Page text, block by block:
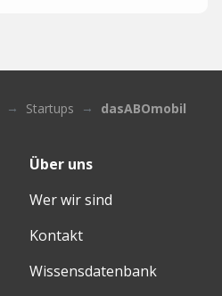
Startups dasABOmobil
Über uns
Wer wir sind
Kontakt
Wissensdatenbank